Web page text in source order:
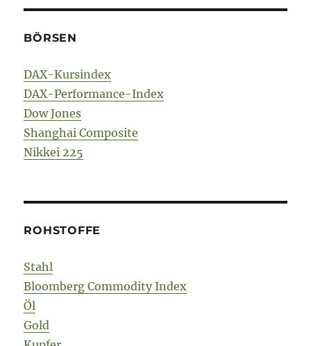
BÖRSEN
DAX-Kursindex
DAX-Performance-Index
Dow Jones
Shanghai Composite
Nikkei 225
ROHSTOFFE
Stahl
Bloomberg Commodity Index
Öl
Gold